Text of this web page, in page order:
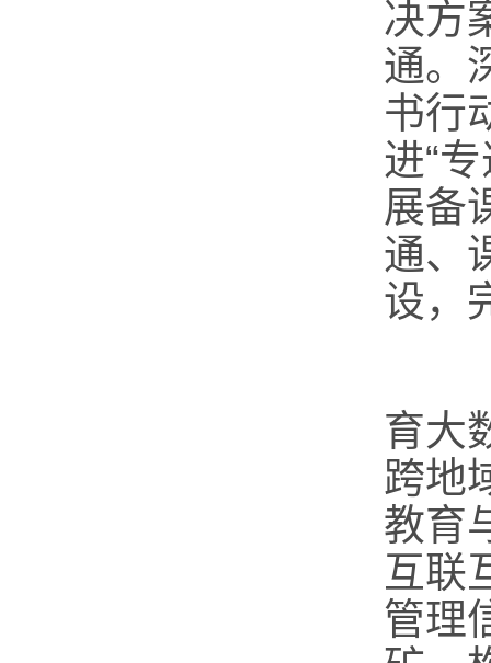
决方
通。
书行
进“
展备
通、
设，
育大
跨地
教育
互联
管理